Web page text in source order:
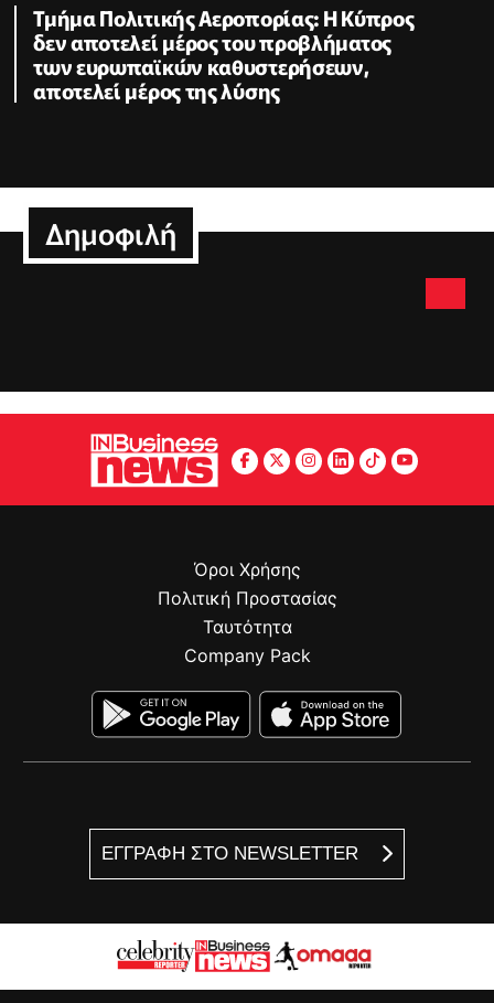
Τμήμα Πολιτικής Αεροπορίας: Η Κύπρος
δεν αποτελεί μέρος του προβλήματος
των ευρωπαϊκών καθυστερήσεων,
αποτελεί μέρος της λύσης
Δημοφιλή
ΕΓΓΡΑΦΗ ΣΤΟ NEWSLETTER
Όροι Χρήσης
Πολιτική Προστασίας
Ταυτότητα
Company Pack